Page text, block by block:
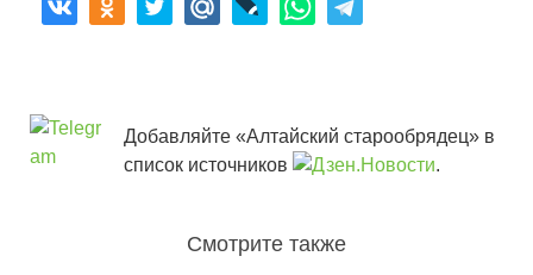
Добавляйте «Алтайский старообрядец» в
список источников
.
Смотрите также